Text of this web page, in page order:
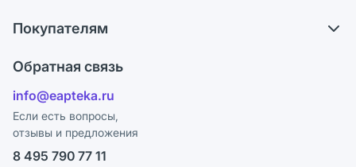
Блог
Карьера
Поставщики
Лицензия
Реклама на сайте
Ваши товары на ЕАПТЕКЕ
Покупателям
Программа СберСпасибо
Политика конфиденциальности
Пользовательское соглашение
Обратная связь
info@eapteka.ru
Если есть вопросы,
отзывы и предложения
8 495 790 77 11